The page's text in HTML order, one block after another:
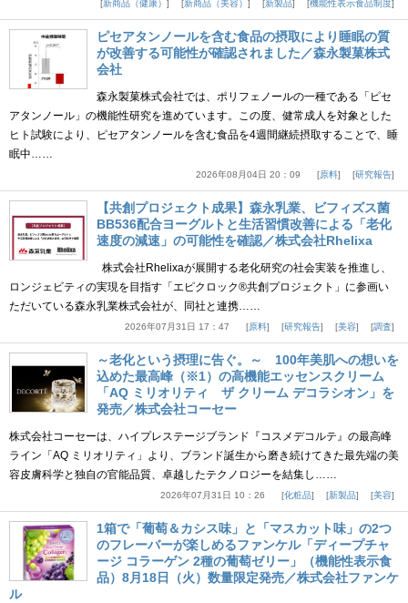
新商品（健康） 新商品（美容） 新製品 機能性表示食品制度
ピセアタンノールを含む食品の摂取により睡眠の質
が改善する可能性が確認されました／森永製菓株式
会社
森永製菓株式会社では、ポリフェノールの一種である「ピセ
アタンノール」の機能性研究を進めています。この度、健常成人を対象とした
ヒト試験により、ピセアタンノールを含む食品を4週間継続摂取することで、睡
眠中……
2026年08月04日 20：09 原料 研究報告
【共創プロジェクト成果】森永乳業、ビフィズス菌
BB536配合ヨーグルトと生活習慣改善による「老化
速度の減速」の可能性を確認／株式会社Rhelixa
株式会社Rhelixaが展開する老化研究の社会実装を推進し、
ロンジェビティの実現を目指す「エピクロック®共創プロジェクト」に参画い
ただいている森永乳業株式会社が、同社と連携……
2026年07月31日 17：47 原料 研究報告 美容 調査
～老化という摂理に告ぐ。～ 100年美肌への想いを
込めた最高峰（※1）の高機能エッセンスクリーム
「AQ ミリオリティ ザ クリーム デコラシオン」を
発売／株式会社コーセー
株式会社コーセーは、ハイプレステージブランド『コスメデコルテ』の最高峰
ライン「AQ ミリオリティ」より、ブランド誕生から磨き続けてきた最先端の美
容皮膚科学と独自の官能品質、卓越したテクノロジーを結集し……
2026年07月31日 10：26 化粧品 新製品 美容
1箱で「葡萄＆カシス味」と「マスカット味」の2つ
のフレーバーが楽しめるファンケル「ディープチャ
ージ コラーゲン 2種の葡萄ゼリー」（機能性表示食
品）8月18日（火）数量限定発売／株式会社ファンケ
ル